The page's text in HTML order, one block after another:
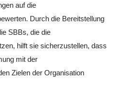
auf die
Durch die Bereitstellung
SBBs, die die
hilft sie sicherzustellen, dass
mit der
Zielen der Organisation